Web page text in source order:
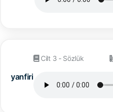
yanfiri
Cilt 3 - Sözlük